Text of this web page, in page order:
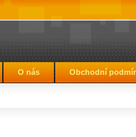
O nás Obchodní